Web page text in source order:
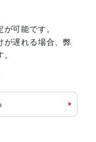
可能です。
が遅れる場合、弊